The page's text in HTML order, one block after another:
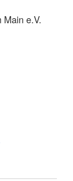
e.V.